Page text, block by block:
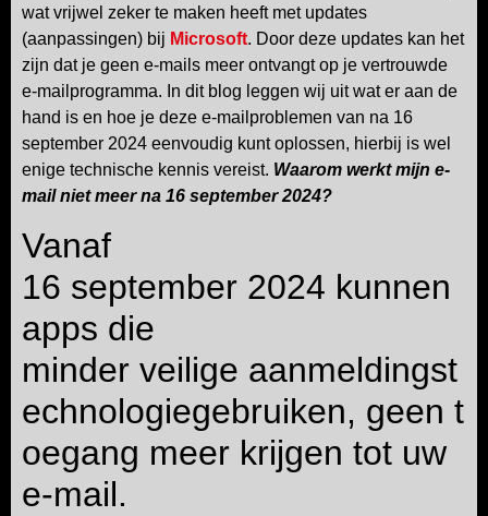
wat vrijwel zeker te maken heeft met updates
(aanpassingen) bij Microsoft. Door deze updates kan het
zijn dat je geen e-mails meer ontvangt op je vertrouwde
e-mailprogramma. In dit blog leggen wij uit wat er aan de
hand is en hoe je deze e-mailproblemen van na 16
september 2024 eenvoudig kunt oplossen, hierbij is wel
enige technische kennis vereist. Waarom werkt mijn e-
mail niet meer na 16 september 2024?
Vanaf
16 september 2024 kunnen
apps die
minder veilige aanmeldingst
echnologiegebruiken, geen t
oegang meer krijgen tot uw
e-mail.